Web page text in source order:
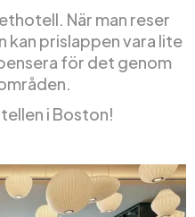
När man reser
kan prislappen vara lite
för det genom
i Boston!